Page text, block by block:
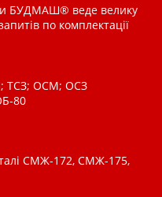
БУДМАШ® веде велику
по комплектації
ТСЗ; ОСМ; ОСЗ
80
СМЖ-172, СМЖ-175,